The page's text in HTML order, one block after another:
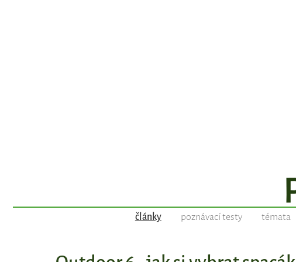
články poznávací testy témata